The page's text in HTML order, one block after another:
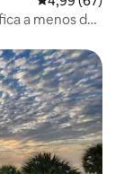
a menos de